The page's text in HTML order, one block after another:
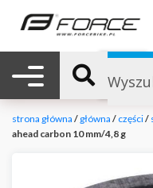
Nawigacja mobilna B2B
strona główna / główna / części/
ahead carbon 10 mm/4,8 g